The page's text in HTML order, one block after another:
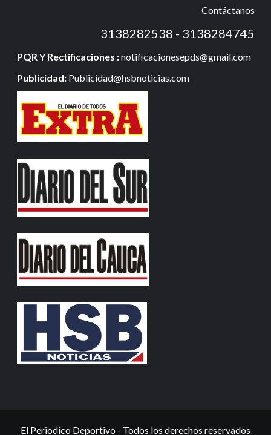
Contáctanos
3138282538 - 3138284745
PQR Y Rectificaciones :notificacionesepds@gmail.com
Publicidad: Publicidad@hsbnoticias.com